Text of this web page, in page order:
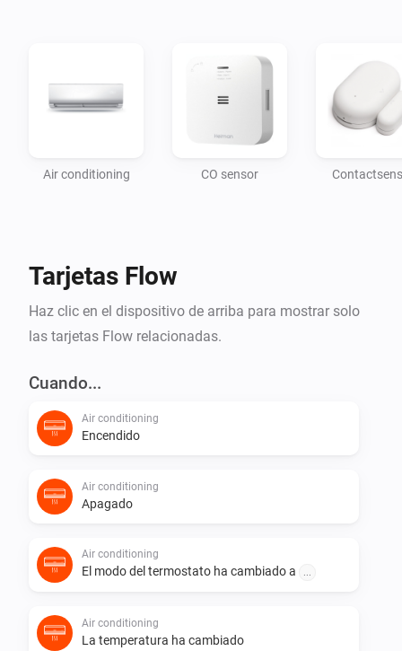
Air conditioning CO sensor
Tarjetas Flow
Haz clic en el dispositivo de arriba para mostrar solo
las tarjetas Flow relacionadas.
Cuando...
Air conditioning
Encendido
Air conditioning
Apagado
Air conditioning
El modo del termostato ha cambiado a
Air conditioning
La temperatura ha cambiado